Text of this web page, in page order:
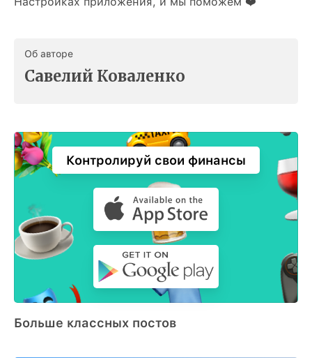
Об авторе
Савелий Коваленко
Контролируй свои финансы
Больше классных постов